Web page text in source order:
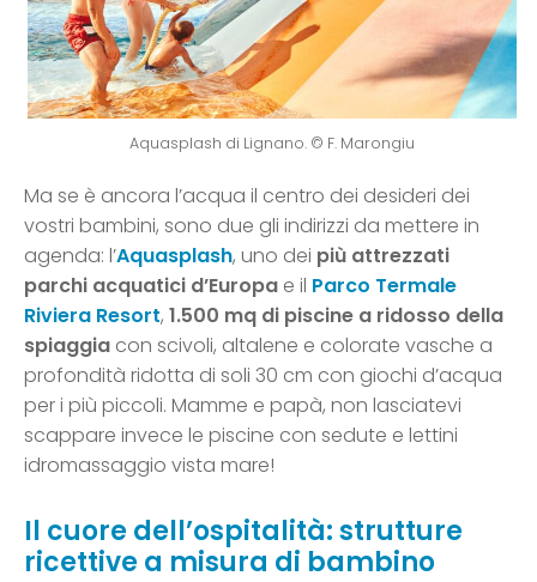
Aquasplash di Lignano. © F. Marongiu
Ma se è ancora l’acqua il centro dei desideri dei
vostri bambini, sono due gli indirizzi da mettere in
agenda: l’Aquasplash, uno dei più attrezzati
parchi acquatici d’Europa e il Parco Termale
Riviera Resort, 1.500 mq di piscine a ridosso della
spiaggia con scivoli, altalene e colorate vasche a
profondità ridotta di soli 30 cm con giochi d’acqua
per i più piccoli. Mamme e papà, non lasciatevi
scappare invece le piscine con sedute e lettini
idromassaggio vista mare!
Il cuore dell’ospitalità: strutture
ricettive a misura di bambino